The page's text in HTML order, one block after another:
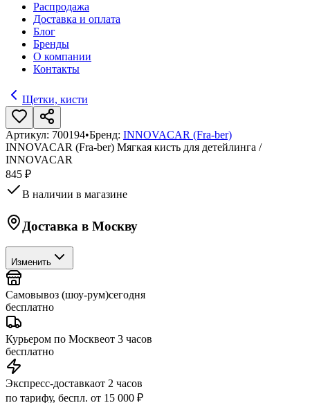
Распродажа
Доставка и оплата
Блог
Бренды
О компании
Контакты
Щетки, кисти
Артикул: 700194•Бренд: INNOVACAR (Fra-ber)
INNOVACAR (Fra-ber) Мягкая кисть для детейлинга /
INNOVACAR
845 ₽
В наличии в магазине
Доставка в Москву
Изменить
Самовывоз (шоу-рум)сегодня
бесплатно
Курьером по Москвеот 3 часов
бесплатно
Экспресс-доставкаот 2 часов
по тарифу, беспл. от 15 000 ₽